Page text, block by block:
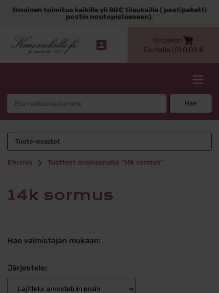
sisältöönIlmainen toimitus kaikille yli 80€ tilauksille ( postipaketti
postin noutopisteeseen).
Ostoskori
Tuotteita (0) 0,00 €
Hae
14k sormus
Tuote-osastot
Etusivu Tuotteet avainsanalla “14k sormus”
14k sormus
Hae valmistajan mukaan:
Järjestele: